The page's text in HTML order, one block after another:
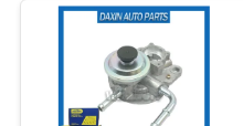
गोपनीयताकार